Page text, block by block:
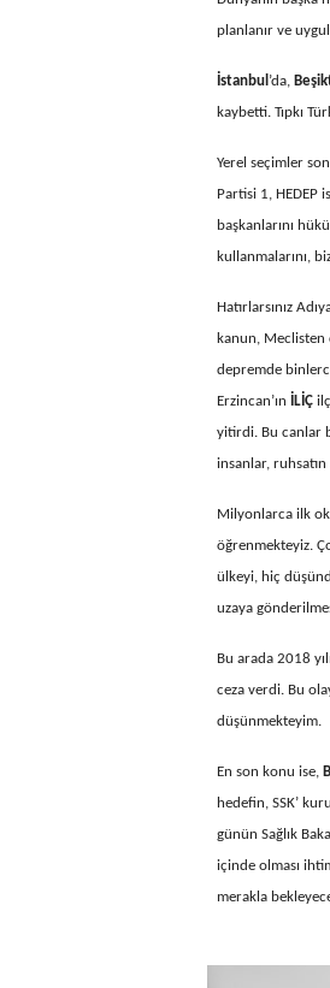
planlanır ve
İstanbul ’da,
kaybetti. Tıpkı
Yerel seçimler
Partisi 1, HEDEP
başkanlarını
kullanmalarını,
Hatırlarsınız
kanun, Meclisten
depremde
Erzincan’ın
İLİÇ
yitirdi. Bu canlar
insanlar,
Milyonlarca ilk
öğrenmekteyiz.
ülkeyi, hiç
uzaya
Bu arada 2018
ceza verdi. Bu
düşünmekteyim.
En son konu ise,
hedefin, SSK’
günün Sağlık
içinde olması
merakla